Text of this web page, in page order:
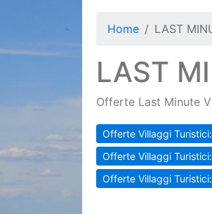
Home LAST
LAST
Offerte Last Minute
Offerte Villaggi
Offerte Villaggi
Offerte Villaggi